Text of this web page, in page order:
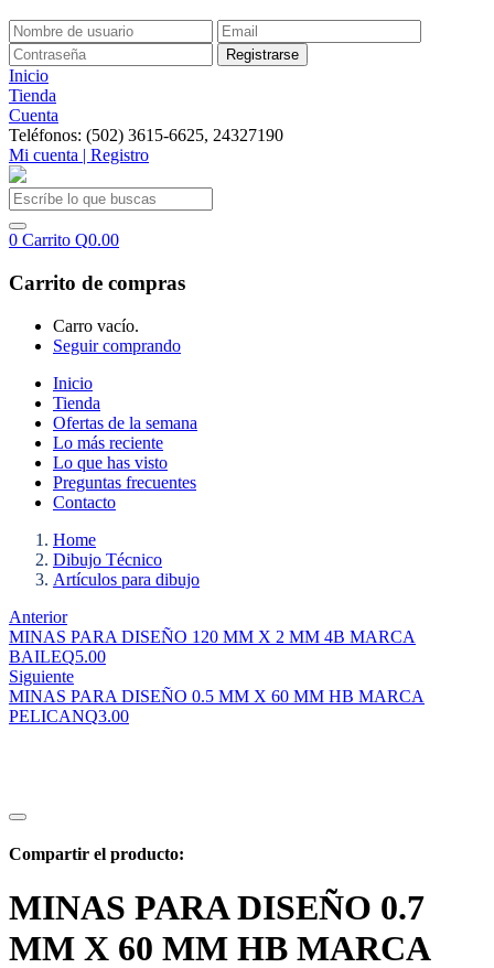
Inicio
Tienda
Cuenta
Teléfonos: (502) 3615-6625, 24327190
Mi cuenta | Registro
0 Carrito Q0.00
Carrito de compras
Carro vacío.
Seguir comprando
Inicio
Tienda
Ofertas de la semana
Lo más reciente
Lo que has visto
Preguntas frecuentes
Contacto
Home
Dibujo Técnico
Artículos para dibujo
Anterior
MINAS PARA DISEÑO 120 MM X 2 MM 4B MARCA
BAILEQ5.00
Siguiente
MINAS PARA DISEÑO 0.5 MM X 60 MM HB MARCA
PELICANQ3.00
Compartir el producto:
MINAS PARA DISEÑO 0.7
MM X 60 MM HB MARCA